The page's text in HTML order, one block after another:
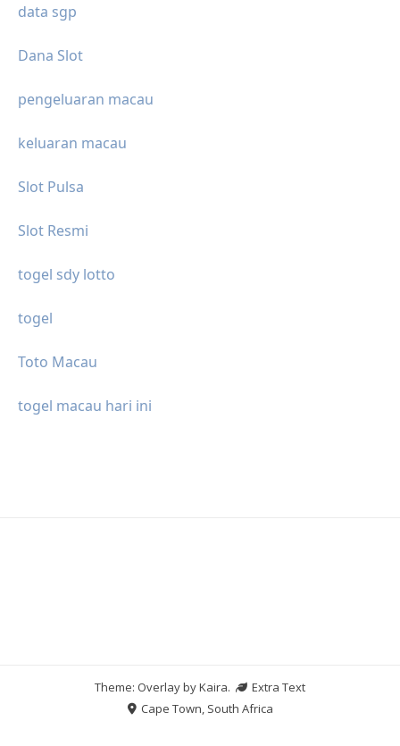
data sgp
Dana Slot
pengeluaran macau
keluaran macau
Slot Pulsa
Slot Resmi
togel sdy lotto
togel
Toto Macau
togel macau hari ini
Theme: Overlay byKaira.
Extra Text
Cape Town, South Africa